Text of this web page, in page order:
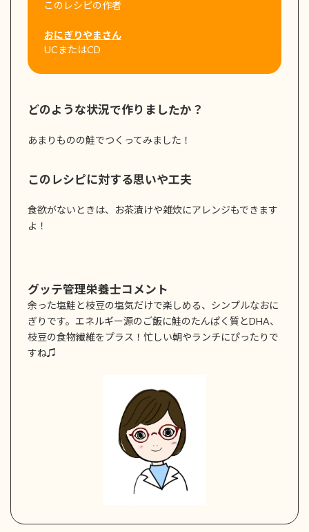
このレシピの作者
おにぎりやまさん
UCまたはCD
どのような状況で作りましたか？
あまりものの鮭でつくってみました！
このレシピに対する思いや工夫
食欲がないときは、お茶漬けや雑炊にアレンジもできます
よ！
グッテ管理栄養士コメント
余った塩鮭と枝豆の塩気だけで楽しめる、シンプルなおに
ぎりです。エネルギー源のご飯に鮭のたんぱく質とDHA、
枝豆の食物繊維をプラス！忙しい朝やランチにぴったりで
すね♫